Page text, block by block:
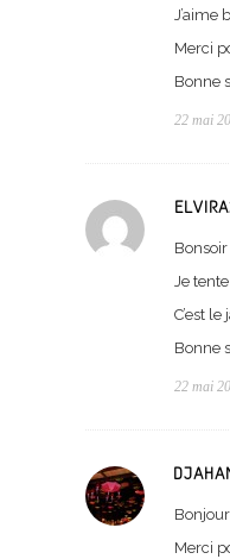
J’aime
Merci
Bonne
22 mai
Je
C’est
Bonne
22 mai
Bonjour
Merci